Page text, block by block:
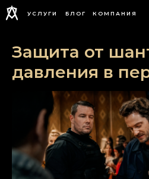
УСЛУГИ БЛОГ КОМПАНИЯ
Защита от
давления в